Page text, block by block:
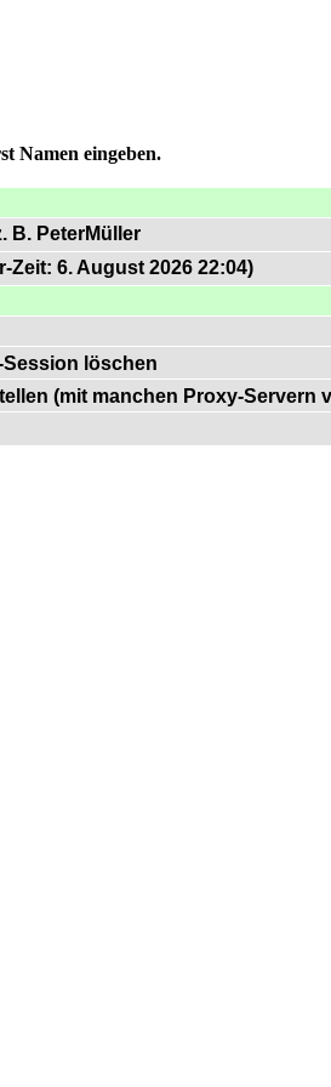
Namen eingeben.
B. PeterMüller
Zeit: 6. August 2026 22:04)
Session löschen
(mit manchen Proxy-Servern